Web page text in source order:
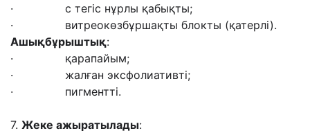
· с тегіс нұрлы қабықты;
· витреокөзбұршақты блокты (қатерлі).
Ашықбұрыштық:
· қарапайым;
· жалған эксфолиативті;
· пигментті.
7. Жеке ажыратылады: